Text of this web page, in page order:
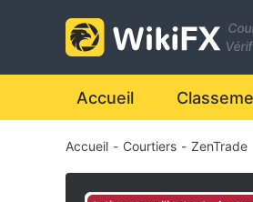
Accueil
Accueil - Courtiers - ZenTrade
3
4
5
3
4
5